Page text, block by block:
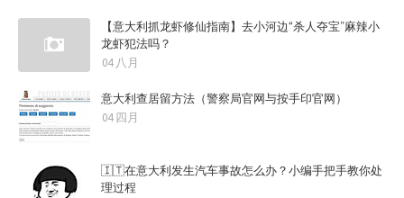
【意大利抓龙虾修仙指南】去小河边“杀人夺宝”麻辣小
龙虾犯法吗？
04 八月
意大利查居留方法（警察局官网与按手印官网）
04 四月
🇮🇹在意大利发生汽车事故怎么办？小编手把手教你处
理过程